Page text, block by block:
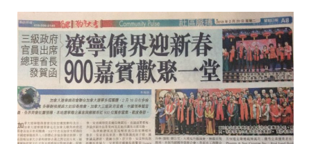
报]
辽
宁
侨
界
迎
新
春
900
嘉